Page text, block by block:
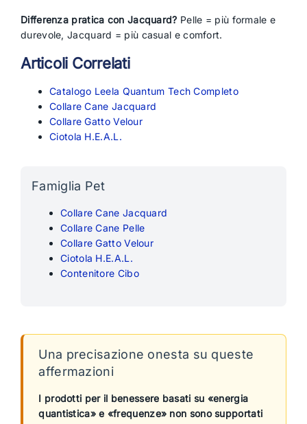
Differenza pratica con Jacquard? Pelle = più formale e
durevole, Jacquard = più casual e comfort.
Articoli Correlati
Catalogo Leela Quantum Tech Completo
Collare Cane Jacquard
Collare Gatto Velour
Ciotola H.E.A.L.
Famiglia Pet
Collare Cane Jacquard
Collare Cane Pelle
Collare Gatto Velour
Ciotola H.E.A.L.
Contenitore Cibo
Una precisazione onesta su queste
affermazioni
I prodotti per il benessere basati su «energia
quantistica» e «frequenze» non sono supportati